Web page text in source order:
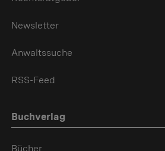
Newsletter
Anwaltssuche
RSS-Feed
Buchverlag
Bücher